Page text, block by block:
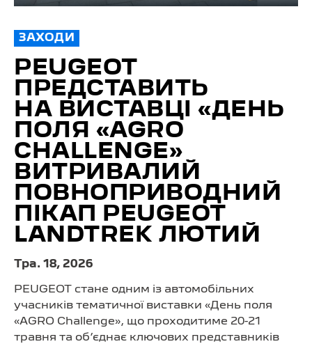
ЗАХОДИ
PEUGEOT
ПРЕДСТАВИТЬ
НА ВИСТАВЦІ «ДЕНЬ
ПОЛЯ «AGRO
CHALLENGE»
ВИТРИВАЛИЙ
ПОВНОПРИВОДНИЙ
ПІКАП PEUGEOT
LANDTREK ЛЮТИЙ
Тра. 18, 2026
PEUGEOT стане одним із автомобільних
учасників тематичної виставки «День поля
«AGRO Challenge», що проходитиме 20-21
травня та об’єднає ключових представників